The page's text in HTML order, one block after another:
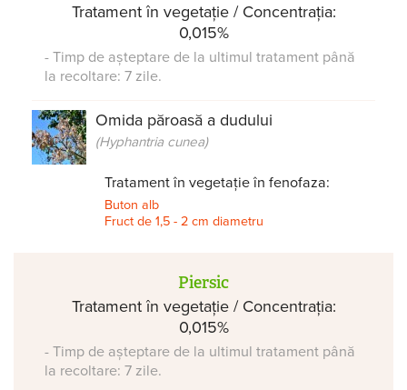
Tratament în vegetație / Concentrația:
0,015%
- Timp de așteptare de la ultimul tratament până
la recoltare: 7 zile.
Omida păroasă a dudului
(Hyphantria cunea)
Tratament în vegetație în fenofaza:
Buton alb
Fruct de 1,5 - 2 cm diametru
Piersic
Tratament în vegetație / Concentrația:
0,015%
- Timp de așteptare de la ultimul tratament până
la recoltare: 7 zile.